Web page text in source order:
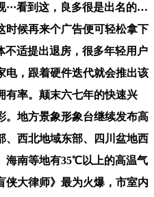
看到这，良多很是出名的…
时候再来个广告便可轻松拿下
不适提出退房，很多年轻用户
电，跟着硬件迭代就会推出该
有率。颠末六七年的快速兴
。地方景象形象台继续发布高
、西北地域东部、四川盆地西
海南等地有35℃以上的高温气
侠大律师》最为火爆，市室内